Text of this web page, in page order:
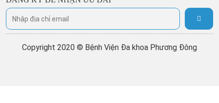
Copyright 2020 © Bệnh Viện Đa khoa Phương Đông